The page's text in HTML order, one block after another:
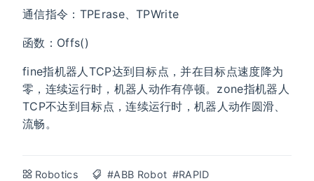
通信指令：TPErase、TPWrite
函数：Offs()
fine指机器人TCP达到目标点，并在目标点速度降为
零，连续运行时，机器人动作有停顿。zone指机器人
TCP不达到目标点，连续运行时，机器人动作圆滑、
流畅。
Robotics #ABB Robot #RAPID